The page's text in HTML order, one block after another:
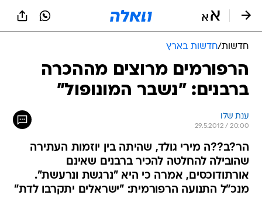
חדשות/חדשות בארץ
הרפורמים מרוצים מההכרה
ברבנים: "נשבר המונופול"
ענת שלו
29.5.2012 / 20:00
הר?ב??ה מירי גולד, שהיתה בין יוזמות העתירה
שהובילה להחלטה להכיר ברבנים שאינם
אורתודוכסים, אמרה כי היא "נרגשת ונרעשת".
מנכ"ל התנועה הרפורמית: "ישראלים יתקרבו לדת"